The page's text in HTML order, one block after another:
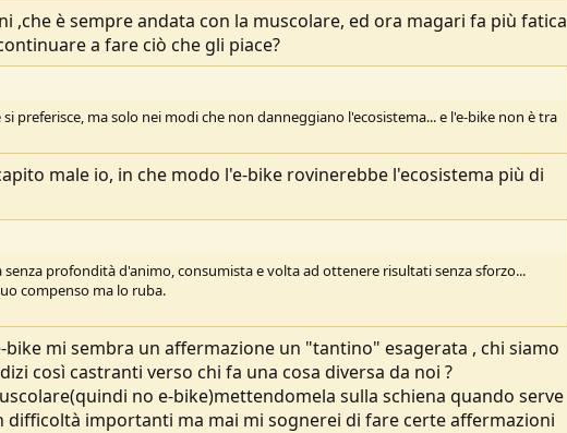
,che è sempre andata con la muscolare, ed ora magari fa più fatica
a fare ciò che gli piace?
preferisce, ma solo nei modi che non danneggiano l'ecosistema... e l'e-bike non è tra
male io, in che modo l'e-bike rovinerebbe l'ecosistema più di
profondità d'animo, consumista e volta ad ottenere risultati senza sforzo...
compenso ma lo ruba.
mi sembra un affermazione un "tantino" esagerata , chi siamo
così castranti verso chi fa una cosa diversa da noi ?
no e-bike)mettendomela sulla schiena quando serve
importanti ma mai mi sognerei di fare certe affermazioni